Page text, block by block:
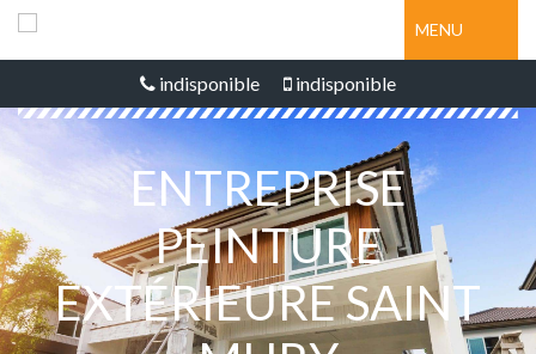
MENU
indisponible indisponible
ENTREPRISE
PEINTURE
EXTÉRIEURE SAINT